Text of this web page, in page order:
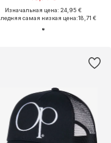
Изначальная цена: 24,95 €
самая низкая цена:18,71 €